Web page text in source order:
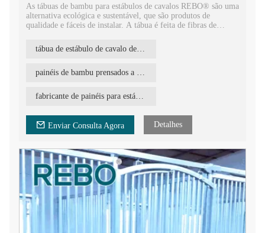
As tábuas de bambu para estábulos de cavalos REBO® são uma
alternativa ecológica e sustentável, que são produtos de
qualidade e fáceis de instalar. A tábua é feita de fibras de
quente de 2700 toneladas, e esse processo comprimido a torna
muito dura, densa e durável.
Bamboo Panel Caramel é adequado para estábulos
uso externo por sua carbonização mais longa e processo de
produção de tratamento térmico mais alto.
tábua de estábulo de cavalo de alta qualidade bambu
painéis de bambu prensados ​​a quente para estábulo de cavalos
fabricante de painéis para estábulos de cavalos
Enviar Consulta Agora Detalhes